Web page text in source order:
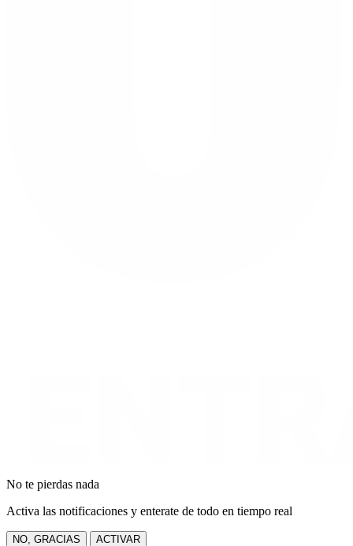
No te pierdas nada
Activa las notificaciones y enterate de todo en tiempo real
NO, GRACIAS ACTIVAR